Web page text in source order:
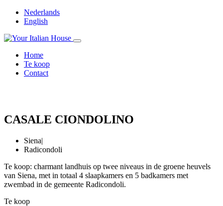
Nederlands
English
Home
Te koop
Contact
CASALE CIONDOLINO
Siena|
Radicondoli
Te koop: charmant landhuis op twee niveaus in de groene heuvels
van Siena, met in totaal 4 slaapkamers en 5 badkamers met
zwembad in de gemeente Radicondoli.
Te koop